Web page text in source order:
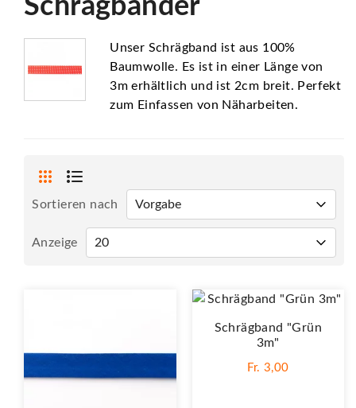
Schrägbänder
Unser Schrägband ist aus 100%
Baumwolle. Es ist in einer Länge von
3m erhältlich und ist 2cm breit. Perfekt
zum Einfassen von Näharbeiten.
Sortieren nach
Anzeige
Schrägband "Grün
3m"
Fr. 3,00